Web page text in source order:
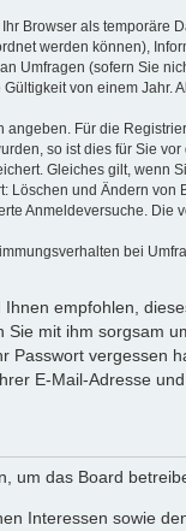
Browser als temporäre
werden können),
Umfragen (sofern Sie
von einem Jahr.
Für die
so ist dies für Sie vor
Gleiches gilt, wenn
und Ändern
Anmeldeversuche. Die
bei
empfohlen,
mit ihm sorgsam
vergessen
E-Mail-Adresse
um das Board
Interessen sowie